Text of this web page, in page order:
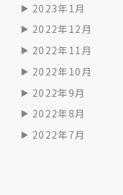
2023年1月
2022年12月
2022年11月
2022年10月
2022年9月
2022年8月
2022年7月